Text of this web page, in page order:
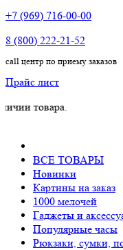
+7 (969) 716-00-00
8 (800) 222-21-52
call центр по приему заказов
Прайс лист
ВСЕ ТОВАРЫ
Новинки
Картины на заказ
1000 мелочей
Гаджеты и
Популярные часы
Рюкзаки, сумки,